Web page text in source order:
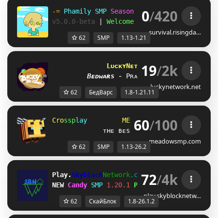
-= Phamily SMP Season 5 | [ 1.13 1.21
v5.0.0-beta
Welcome back!
0/420
survival.risingda…
62 SMP 1.13-1.21
LᴜᴄᴋʏNᴇᴛᴡᴏʀᴋ
[1.8 - 1.21.11]
Bᴇᴅᴡᴀʀs - Pʀᴀᴄᴛɪᴄᴇ - ʟᴜᴄᴋʏsᴍᴘ
19/2k
luckynetwork.net
62 БедВарс 1.8-1.21.11
Crosspl ay ME DO W SMP
ᴛʜᴇ ʙᴇsᴛ ᴏɴᴇ-sᴛᴏᴘ sᴍᴘ
60/100
meadowsmp.com
62 SMP 1.13-26.2
Play.SkyblockNetwork.com [1.8-26.1.2]
NEW Candy SMP 1.20.1 Play Now!
72/4k
play.skyblocknetw…
62 СкайБлок 1.8-26.1.2